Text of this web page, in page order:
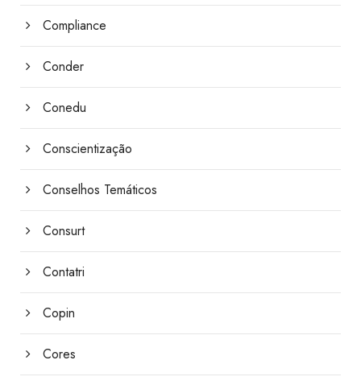
Compliance
Conder
Conedu
Conscientização
Conselhos Temáticos
Consurt
Contatri
Copin
Cores